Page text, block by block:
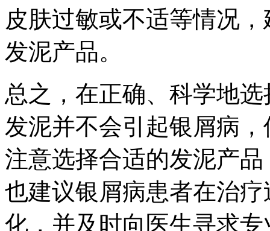
皮肤过敏或不适等情况
发泥产品。
总之，在正确、科学地
发泥并不会引起银屑病
注意选择合适的发泥产
也建议银屑病患者在治
化，并及时向医生寻求